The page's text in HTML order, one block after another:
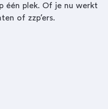
één plek. Of je nu werkt
of zzp’ers.